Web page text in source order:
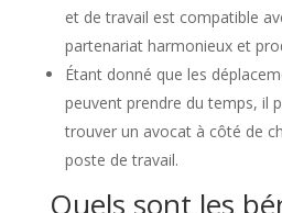
et de travail est compatible
partenariat harmonieux et
Étant donné que les
peuvent prendre du temps, il
trouver un avocat à côté de
poste de travail.
Quels sont les